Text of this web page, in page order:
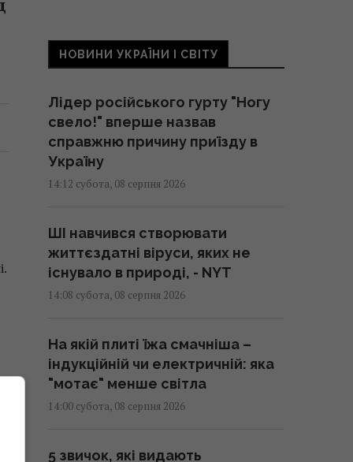
НОВИНИ УКРАЇНИ І СВІТУ
Лідер російського гурту "Ногу
свело!" вперше назвав
справжню причину приїзду в
Україну
14:12 субота, 08 серпня 2026
ШІ навчився створювати
життєздатні віруси, яких не
існувало в природі, - NYT
14:08 субота, 08 серпня 2026
На якій плиті їжа смачніша –
індукційній чи електричній: яка
"мотає" менше світла
14:00 субота, 08 серпня 2026
5 звичок, які видають